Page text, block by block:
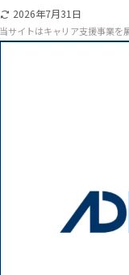
2026年7月31日